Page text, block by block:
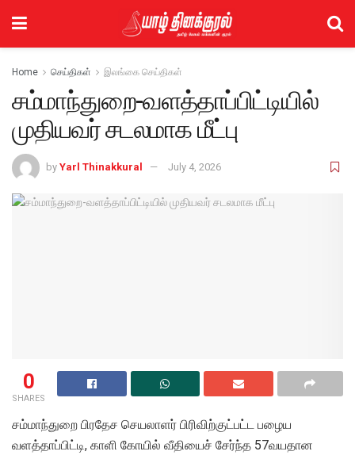
Home செய்திகள் இலங்கை செய்திகள்
சம்மாந்துறை-வளத்தாப்பிட்டியில்
முதியவர் சடலமாக மீட்பு
by Yarl Thinakkural July 4, 2026
0
SHARES
சம்மாந்துறை பிரதேச செயலாளர் பிரிவிற்குட்பட்ட பழைய
வளத்தாப்பிட்டி​, காளி கோயில் வீதியைச் சேர்ந்த 57வயதான